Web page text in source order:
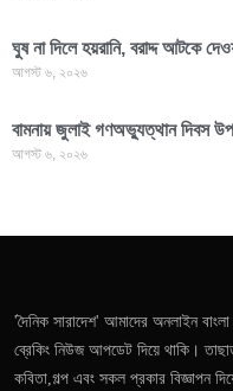
ঘুষ না দিলে হয়রানি, বরাদ্দ আটকে
আগস্ট ৬, ২০২৬
বামনায় জুলাই গণঅভ্যুত্থান দিবস
আগস্ট ৬, ২০২৬
'দৈনিক সারাদেশ' আমাদের অনলাইন
ব্রেকিং নিউজ আপডেট দিয়ে থাকি।
কবিতা,গল্প এবং সকল প্রকার বিজ্ঞাপন